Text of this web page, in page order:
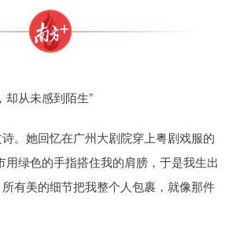
却从未感到陌生”
。她回忆在广州大剧院穿上粤剧戏服的
用绿色的手指搭住我的肩膀，于是我生出
有美的细节把我整个人包裹，就像那件